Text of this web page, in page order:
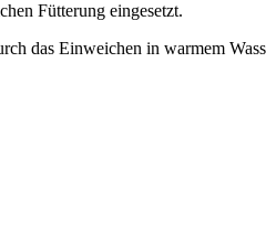
Fütterung eingesetzt.
das Einweichen in warmem